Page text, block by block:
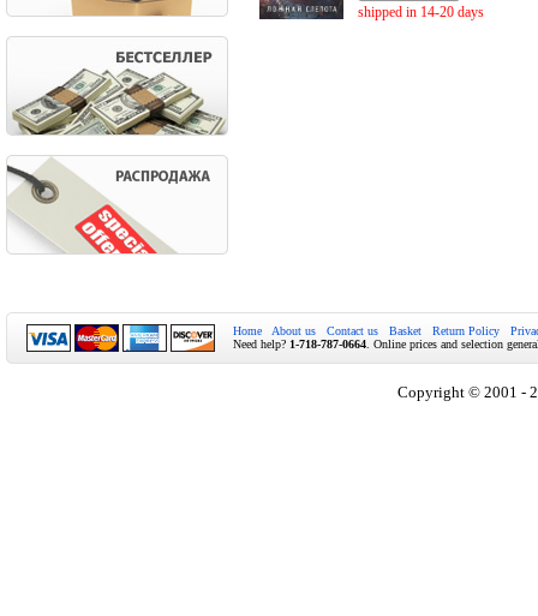
shipped in 14-20 days
Home About us Contact us Basket Return Policy
Need help? 1-718-787-0664 . Online prices and selection
Copyright © 2001 -